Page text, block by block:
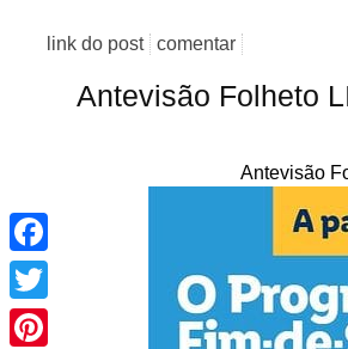
link do post comentar
Antevisão Folheto
Antevisão